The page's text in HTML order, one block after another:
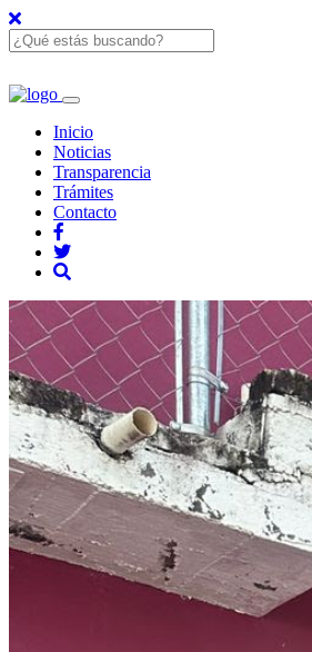
Inicio
Noticias
Transparencia
Trámites
Contacto